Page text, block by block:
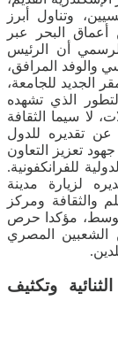
وتناول أبرز
أعماق البحر عبر
أن الرئيس
والوفد المرافق،
الجديد للجامعة،
الذي تشهده
لا سيما الثقافة
عن تقديره للدول
تعزيز التعاون
للفرانكفونية.
لزيارة مدينة
والثقافة ومركز
مؤكدا حرص
الشعبين المصري
وتكثيف